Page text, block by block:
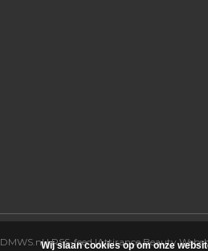
DMWS.nl|RSS-feed|Attirance Beauty
Wij slaan cookies op om onze